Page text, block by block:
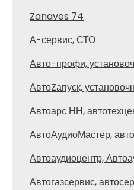
Zanaves 74
А-сервис, СТО
Авто-профи,
АвтоZапуск,
Автоарс НН,
АвтоАудиоМастер,
Автоаудиоцентр,
Автогазсервис,